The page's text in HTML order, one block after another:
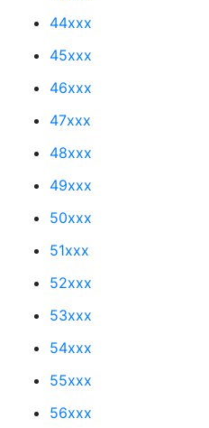
44xxx
45xxx
46xxx
47xxx
48xxx
49xxx
50xxx
51xxx
52xxx
53xxx
54xxx
55xxx
56xxx